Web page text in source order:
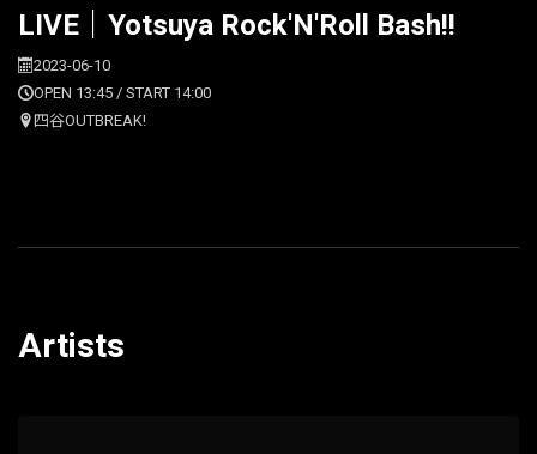
LIVE｜Yotsuya Rock'N'Roll Bash!!
2023-06-10
OPEN 13:45 / START 14:00
四谷OUTBREAK!
Artists